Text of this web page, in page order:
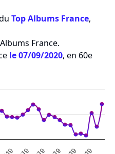
Top Albums France,
France.
le 07/09/2020, en 60e